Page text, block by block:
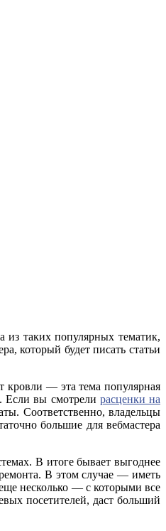
из таких популярных тематик,
который будет писать статьи
кровли — эта тема популярная
Если вы смотрели расценки на
Соответственно, владельцы
большие для вебмастера
В итоге бывает выгоднее
В этом случае — иметь
несколько — с которыми все
посетителей, даст больший